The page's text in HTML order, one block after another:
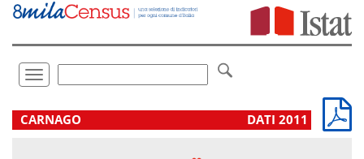
Vai
direttamente
Toggle
navigation
.
CARNAGO DATI 2011